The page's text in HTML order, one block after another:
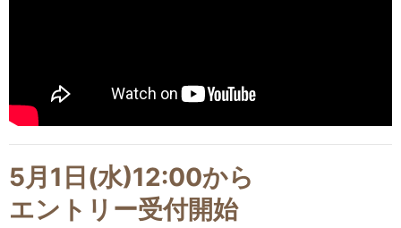
5月1日(水)12:00から
エントリー受付開始